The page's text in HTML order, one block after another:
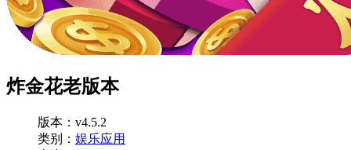
炸金花老版本
版本：v4.5.2
类别： 娱乐应用